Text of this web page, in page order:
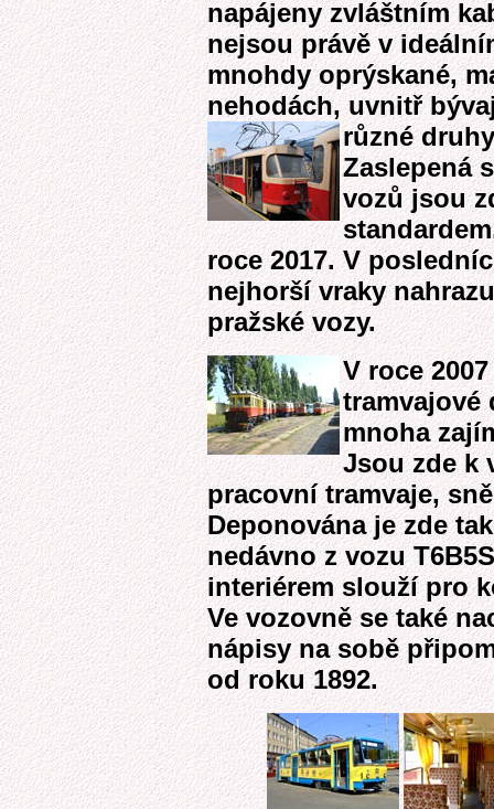
napájeny zvláštním
nejsou právě v
mnohdy oprýskané,
nehodách, uvnitř
různé
Zaslepená
vozů jsou
roce 2017. V
nejhorší vraky
pražské vozy.
V roce
tramvajové
mnoha
Jsou zde k
pracovní tramvaje,
Deponována je zde
nedávno z vozu
interiérem slouží pro
Ve vozovně se také
nápisy na sobě
od roku 1892.